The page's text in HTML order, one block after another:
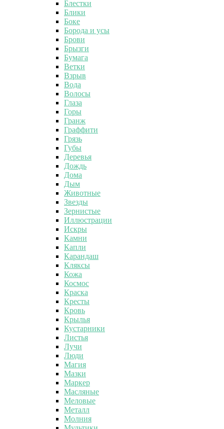
Блестки
Блики
Боке
Борода и усы
Брови
Брызги
Бумага
Ветки
Взрыв
Вода
Волосы
Глаза
Горы
Гранж
Граффити
Грязь
Губы
Деревья
Дождь
Дома
Дым
Животные
Звезды
Зернистые
Иллюстрации
Искры
Камни
Капли
Карандаш
Кляксы
Кожа
Космос
Краска
Кресты
Кровь
Крылья
Кустарники
Листья
Лучи
Люди
Магия
Мазки
Маркер
Масляные
Меловые
Металл
Молния